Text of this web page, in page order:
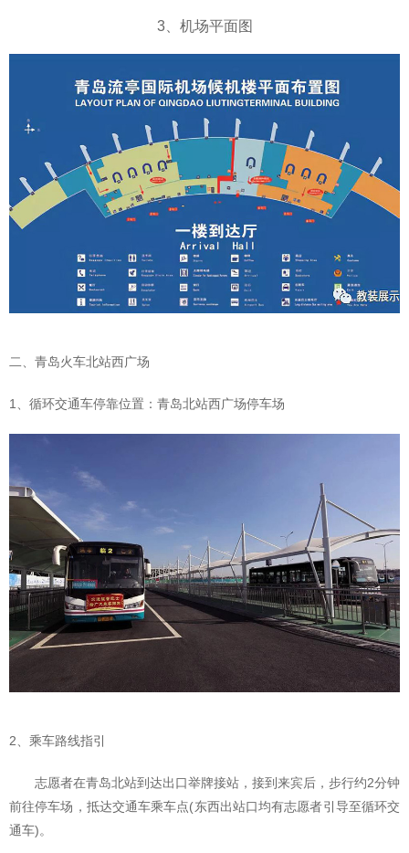
3、机场平面图
二、青岛火车北站西广场
1、循环交通车停靠位置：青岛北站西广场停车场
2、乘车路线指引
志愿者在青岛北站到达出口举牌接站，接到来宾后，步行约2分钟
前往停车场，抵达交通车乘车点(东西出站口均有志愿者引导至循环交
通车)。